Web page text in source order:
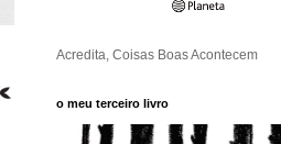
Acredita, Coisas Boas Acontecem
o meu terceiro livro